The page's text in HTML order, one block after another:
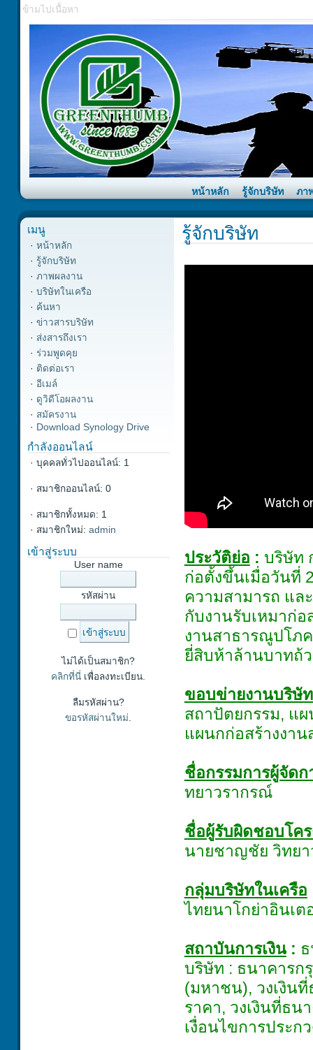
ข้ามไปเนื้อหา
หน้าหลัก รู้จักบริษัท ภา
เมนู
· หน้าหลัก
· รู้จักบริษัท
· ภาพผลงาน
· บริษัทในเครือ
· ค้นหา
· ข่าวสารบริษัท
· ส่งสารถึงเรา
· ร่วมพูดคุย
· ติดต่อเรา
· อีเมล์
· ดูวิดีโอผลงาน
· สมัครงาน
· Download Synology Drive
กำลังออนไลน์
· บุคคลทั่วไปออนไลน์: 1
· สมาชิกออนไลน์: 0
· สมาชิกทั้งหมด: 1
· สมาชิกใหม่: admin
เข้าสู่ระบบ
User name
รหัสผ่าน
ไม่ได้เป็นสมาชิก?
คลิกที่นี่ เพื่อลงทะเบียน.
ลืมรหัสผ่าน?
ขอรหัสผ่านใหม่.
รู้จักบริษัท
ประวัติย่อ : บริษัท
ก่อตั้งขึ้นเมื่อวันที่
ความสามารถ แล
กับงานรับเหมาก่
งานสาธารณูปโภ
ยี่สิบห้าล้านบาทถ้
ขอบข่ายงานบริษั
สถาปัตยกรรม, แ
แผนกก่อสร้างงา
ชื่อกรรมการผู้จัดก
ทยาวรากรณ์
ชื่อผู้รับผิดชอบโค
นายชาญชัย วิทย
กลุ่มบริษัทในเครือ
ไทยนาโกย่าอินเ
สถาบันการเงิน:
บริษัท : ธนาคารก
(มหาชน), วงเงิน
ราคา, วงเงินที่ธ
เงื่อนไขการประก